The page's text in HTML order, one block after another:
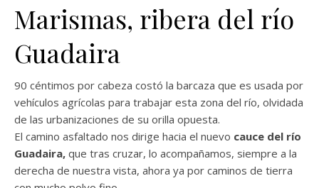
Marismas, ribera del río
Guadaira
90 céntimos por cabeza costó la barcaza que es usada por
vehículos agrícolas para trabajar esta zona del río, olvidada
de las urbanizaciones de su orilla opuesta.
El camino asfaltado nos dirige hacia el nuevo cauce del río
Guadaira, que tras cruzar, lo acompañamos, siempre a la
derecha de nuestra vista, ahora ya por caminos de tierra